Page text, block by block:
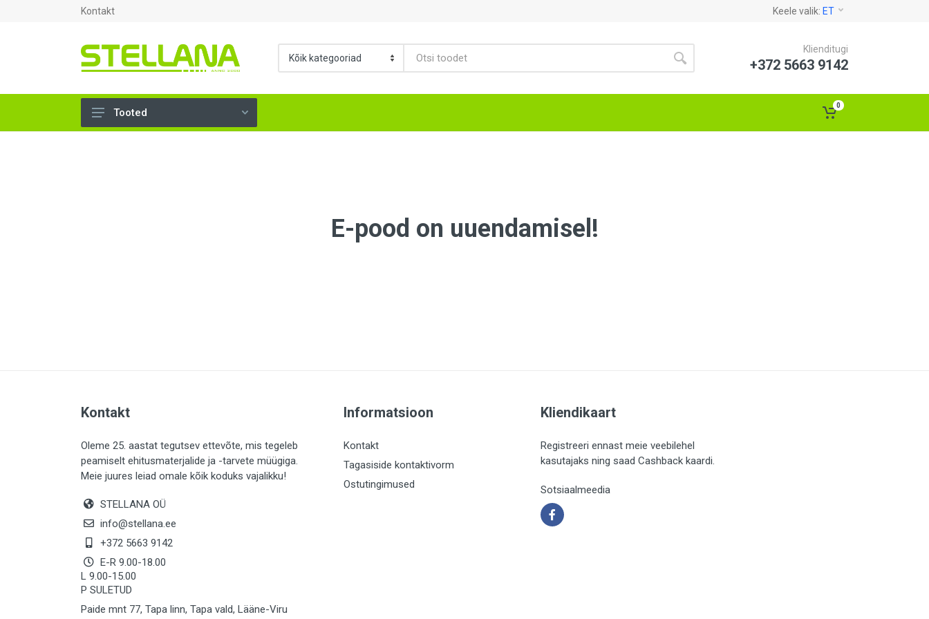
Kontakt Keele valik: ET
Klienditugi
+372 5663 9142
LIISTUD (183)
KIVID (31)
KATTED (133)
MAALRITARBED (1029)
SOOJUSTUS (15)
KEEMIA (222)
TÖÖRIIDED (117)
SAUN (8)
Tooted
0
E-pood on uuendamisel!
Kontakt
Oleme 25. aastat tegutsev ettevõte, mis tegeleb
peamiselt ehitusmaterjalide ja -tarvete müügiga.
Meie juures leiad omale kõik koduks vajalikku!
STELLANA OÜ
info@stellana.ee
+372 5663 9142
E-R 9.00-18.00
L 9.00-15.00
P SULETUD
Paide mnt 77, Tapa linn, Tapa vald, Lääne-Viru
Informatsioon
Kontakt
Tagasiside kontaktivorm
Ostutingimused
Kliendikaart
Registreeri ennast meie veebilehel
kasutajaks ning saad Cashback kaardi.
Sotsiaalmeedia